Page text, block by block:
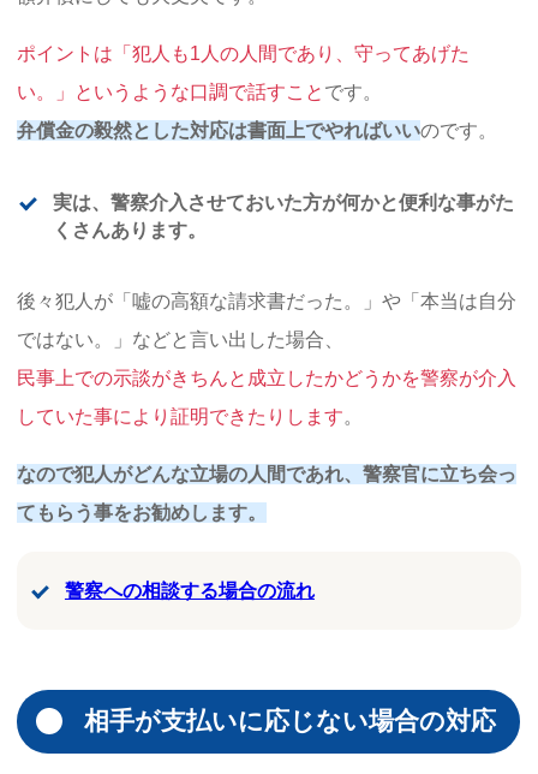
ポイントは「犯人も1人の人間であり、守ってあげた
い。」というような口調で話すこと です。
弁償金の毅然とした対応は書面上でやればいいのです。
実は、警察介入させておいた方が何かと便利な事がた
くさんあります。
後々犯人が「嘘の高額な請求書だった。」や「本当は自分
ではない。」などと言い出した場合、
民事上での示談がきちんと成立したかどうかを警察が介入
していた事により証明できたりします。
なので犯人がどんな立場の人間であれ、警察官に立ち会っ
てもらう事をお勧めします。
警察への相談する場合の流れ
相手が支払いに応じない場合の対応